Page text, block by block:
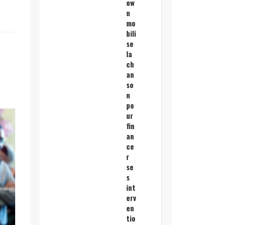
ow
n
mo
bili
se
la
ch
an
so
n
po
ur
fin
an
ce
r
se
s
int
erv
en
tio